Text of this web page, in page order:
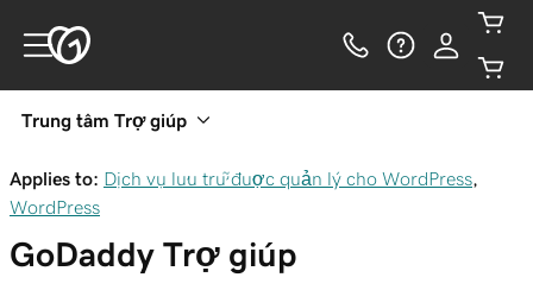
Trung tâm Trợ giúp
Applies to: Dịch vụ lưu trữ được quản lý cho WordPress
WordPress
GoDaddy Trợ giúp